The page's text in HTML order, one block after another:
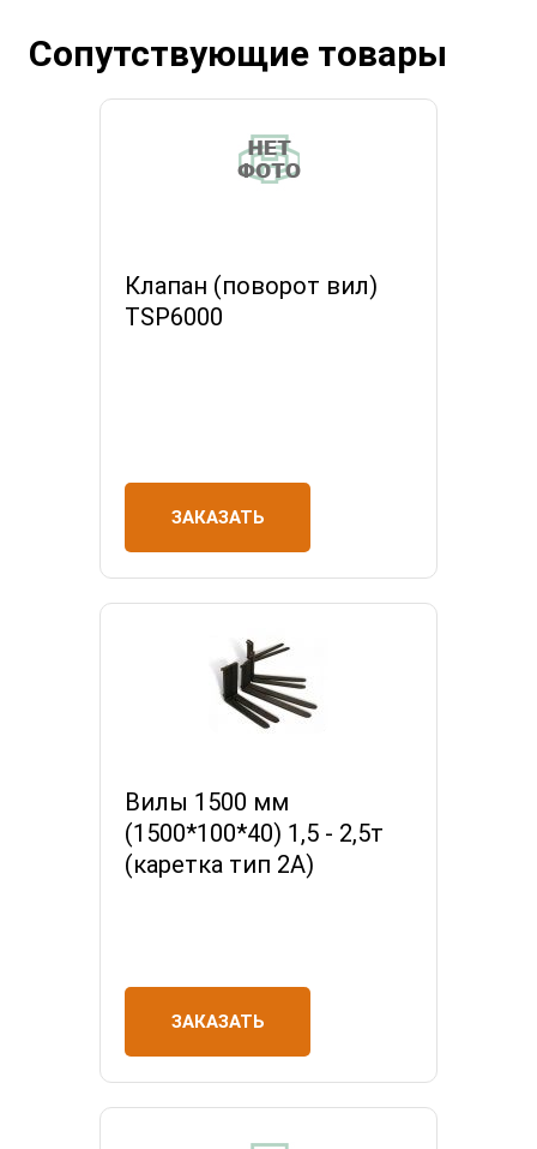
Сопутствующие товары
Клапан (поворот вил)
TSP6000
ЗАКАЗАТЬ
Вилы 1500 мм
(1500*100*40) 1,5 - 2,5т
(каретка тип 2A)
ЗАКАЗАТЬ